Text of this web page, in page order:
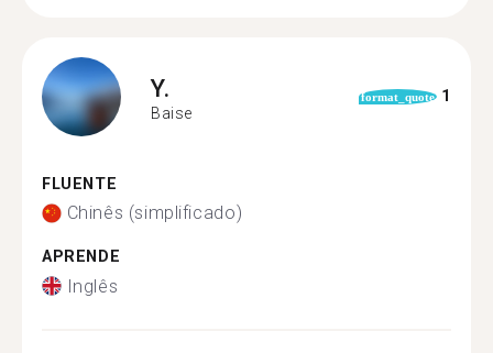
Y.
Baise
format_quote 1
FLUENTE
Chinês (simplificado)
APRENDE
Inglês